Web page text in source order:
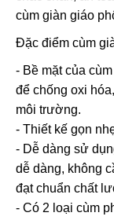
cùm giàn giáo
Đặc điểm cùm
- Bề mặt của
để chống oxi
môi trường.
- Thiết kế gọn
- Dễ dàng sử
dễ dàng, không
đạt chuẩn chất
- Có 2 loại cùm